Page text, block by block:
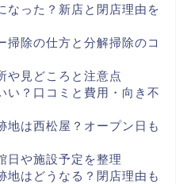
なった？新店と閉店理由を
掃除の仕方と分解掃除のコ
や見どころと注意点
い？口コミと費用・向き不
地は西松屋？オープン日も
日や施設予定を整理
地はどうなる？閉店理由も